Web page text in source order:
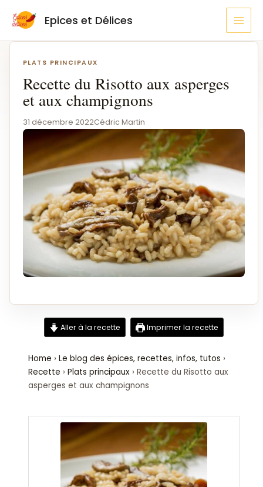
Epices et Délices
PLATS PRINCIPAUX
Recette du Risotto aux asperges
et aux champignons
31 décembre 2022Cédric Martin
Aller à la recette Imprimer la recette
Home › Le blog des épices, recettes, infos, tutos ›
Recette › Plats principaux › Recette du Risotto aux
asperges et aux champignons
de